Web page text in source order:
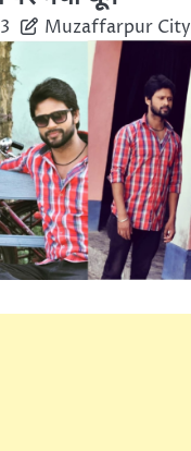
Muzaffarpur City